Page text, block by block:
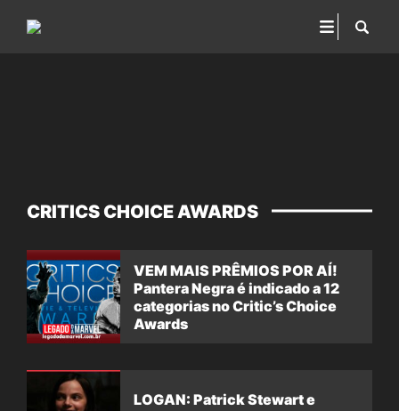
CRITICS CHOICE AWARDS
VEM MAIS PRÊMIOS POR AÍ!
Pantera Negra é indicado a 12
categorias no Critic’s Choice
Awards
LOGAN: Patrick Stewart e